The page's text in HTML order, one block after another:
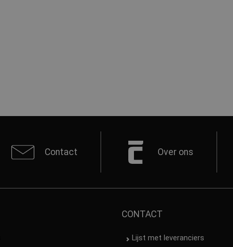
Contact Over ons
CONTACT
Lijst met leveranciers